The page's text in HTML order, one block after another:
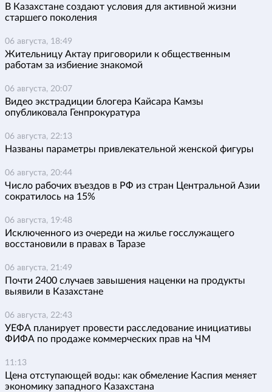
В Казахстане создают условия для активной жизни
старшего поколения
06 августа, 18:49
Жительницу Актау приговорили к общественным
работам за избиение знакомой
06 августа, 20:07
Видео экстрадиции блогера Кайсара Камзы
опубликовала Генпрокуратура
06 августа, 22:13
Названы параметры привлекательной женской фигуры
06 августа, 20:44
Число рабочих въездов в РФ из стран Центральной Азии
сократилось на 15%
06 августа, 19:48
Исключенного из очереди на жилье госслужащего
восстановили в правах в Таразе
06 августа, 21:49
Почти 2400 случаев завышения наценки на продукты
выявили в Казахстане
06 августа, 22:43
УЕФА планирует провести расследование инициативы
ФИФА по продаже коммерческих прав на ЧМ
11:13
Цена отступающей воды: как обмеление Каспия меняет
экономику западного Казахстана